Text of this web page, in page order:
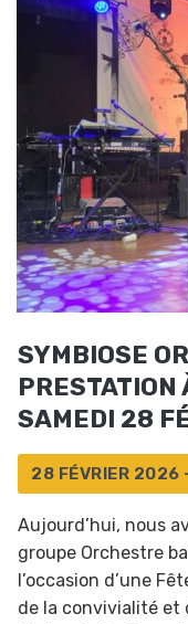
SYMBIOSE
PRESTATION
SAMEDI 28
28 FÉVRIER 2026
Aujourd’hui, nous
groupe Orchestre
l’occasion d’une
de la convivialité et